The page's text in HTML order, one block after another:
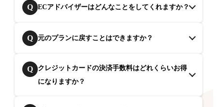
Q ECアドバイザーはどんなことをしてくれますか？
Q 元のプランに戻すことはできますか？
Q
クレジットカードの決済手数料はどれくらいお得
になりますか？